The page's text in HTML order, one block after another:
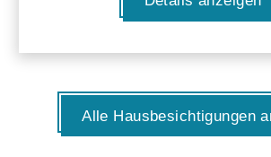
Alle Hausbesichtigungen